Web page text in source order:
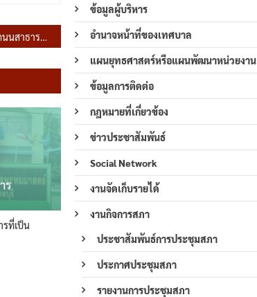
แบบคำร้องขอใช้ถนนสาธารณะ
ที่เป็น
ข้อมูลผู้บริหาร
อำนาจหน้าที่ของเทศบาล
แผนยุทธศาสตร์หรือแผนพัฒนาหน่วยงาน
ข้อมูลการติดต่อ
กฎหมายที่เกี่ยวข้อง
ข่าวประชาสัมพันธ์
Social Network
งานจัดเก็บรายได้
งานกิจการสภา
ประชาสัมพันธ์การประชุมสภา
ประกาศประชุมสภา
รายงานการประชุมสภา